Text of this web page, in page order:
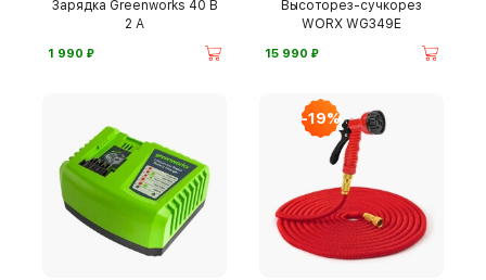
Зарядка Greenworks 40 В
2 А
1 990 ⃏
Высоторез-сучкорез
WORX WG349E
15 990 ⃏
-19%